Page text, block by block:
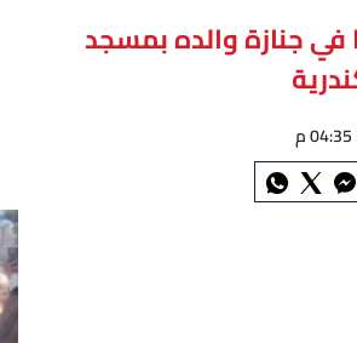
في جنازة والده بمسجد